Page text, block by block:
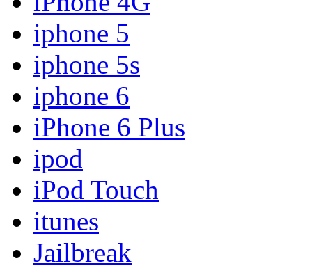
iphone 5
iphone 5s
iphone 6
iPhone 6 Plus
ipod
iPod Touch
itunes
Jailbreak